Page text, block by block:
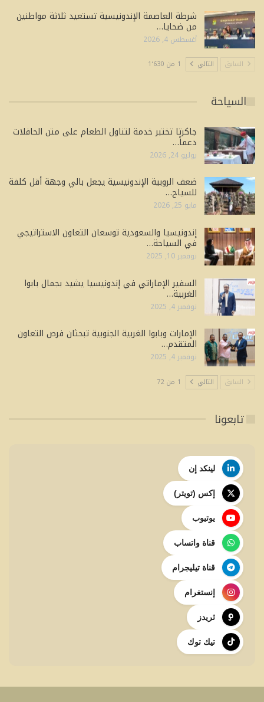
شرطة العاصمة الإندونيسية تستعيد ثلاثة مواطنين
من ضحايا…
أغسطس 4, 2026
السابق التالي 1 من 1٬630
السياحة
جاكرتا تختبر خدمة لتناول الطعام على متن الحافلات
دعماً…
يوليو 24, 2026
ضعف الروبية الإندونيسية يجعل بالي وجهة أقل كلفة
للسياح…
مايو 25, 2026
إندونيسيا والسعودية توسعان التعاون الاستراتيجي
في السياحة…
نوفمبر 10, 2025
السفير الإماراتي في إندونيسيا يشيد بجمال بابوا
الغربية…
نوفمبر 4, 2025
الإمارات وبابوا الغربية الجنوبية تبحثان فرص التعاون
المتقدم…
نوفمبر 4, 2025
السابق التالي 1 من 72
تابعونا
لينكد إن
إكس (تويتر)
يوتيوب
قناة واتساب
قناة تيليجرام
إنستغرام
ثريدز
تيك توك